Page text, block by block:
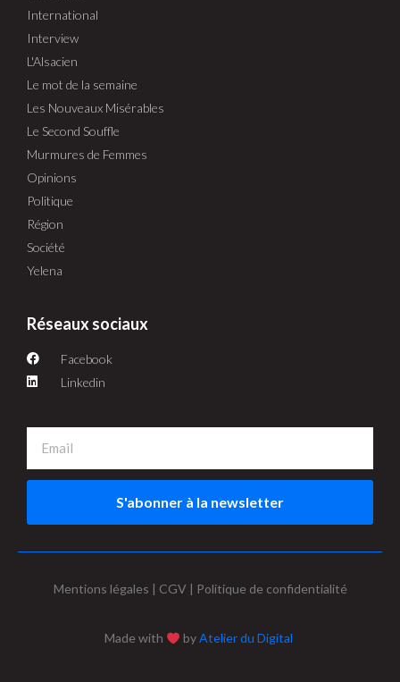
International
Interview
L'Alsacien
Le mot de la semaine
Les Nouveaux Misérables
Le Second Souffle
Murmures de Femmes
Opinions
Politique
Région
Société
Yelena
Réseaux sociaux
Facebook
Linkedin
S'abonner à la newsletter
Made with byAtelier du Digital
Mentions légales | CGV | Politique de confidentialité